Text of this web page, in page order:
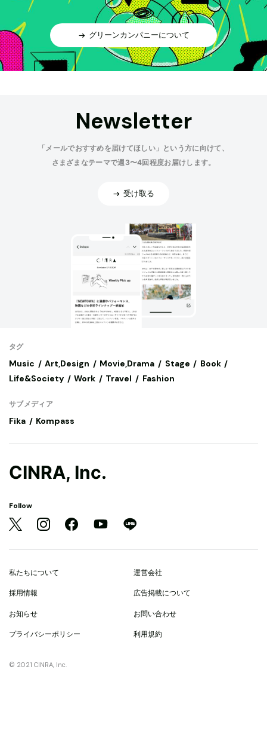
グリーンカンパニーについて
Newsletter
「メールでおすすめを届けてほしい」という方に向けて、
さまざまなテーマで週3〜4回程度お届けします。
受け取る
タグ
Music Art,Design Movie,Drama Stage
Book
Life&Society
Work Travel Fashion
サブメディア
Fika Kompass
CINRA, Inc.
Follow
私たちについて 運営会社
採用情報 広告掲載について
お知らせ お問い合わせ
プライバシーポリシー 利用規約
© 2021 CINRA, Inc.